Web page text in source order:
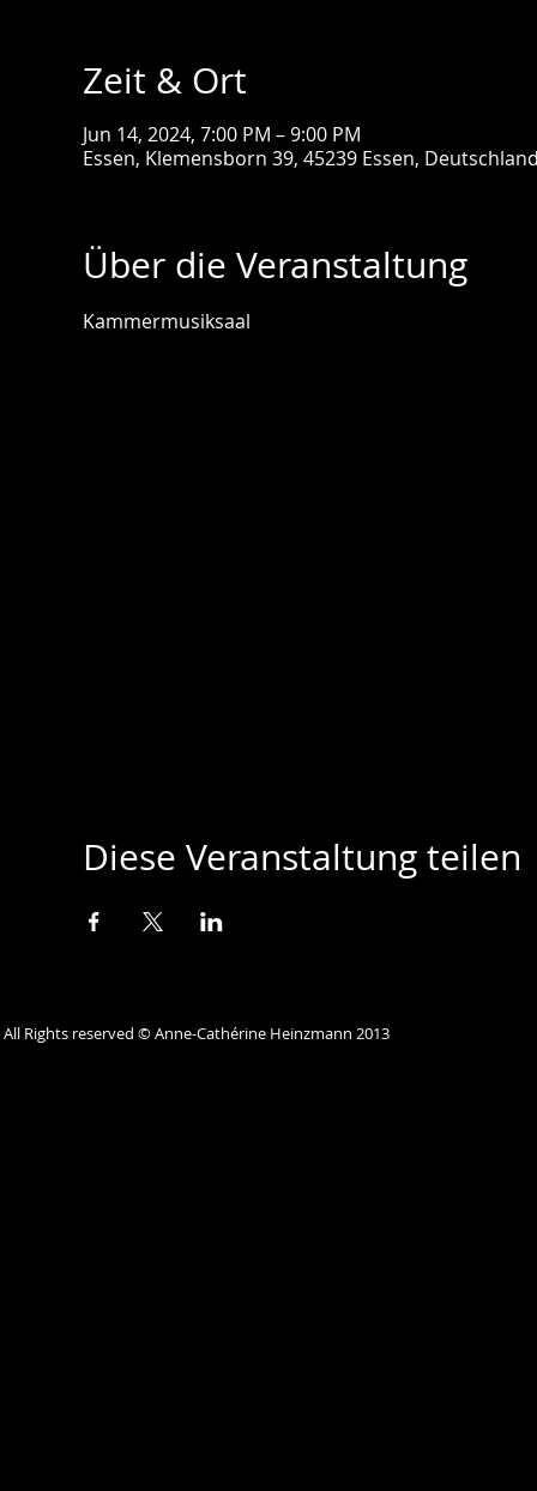
Zeit & Ort
Jun 14, 2024, 7:00 PM – 9:00 PM
Essen, Klemensborn 39, 45239 Essen,
Über die Veranstaltung
Kammermusiksaal
Diese Veranstaltung teilen
All Rights reserved © Anne-Cathérine Heinzmann 2013